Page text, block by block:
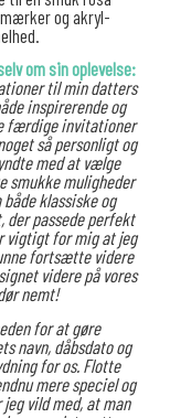
og akryl-
om sin oplevelse:
til min datters
inspirerende og
færdige invitationer
så personligt og
med at vælge
smukke muligheder
klassiske og
der passede perfekt
vigtigt for mig at jeg
fortsætte videre
videre på vores
nemt!
for at gøre
navn, dåbsdato og
for os. Flotte
mere speciel og
vild med, at man